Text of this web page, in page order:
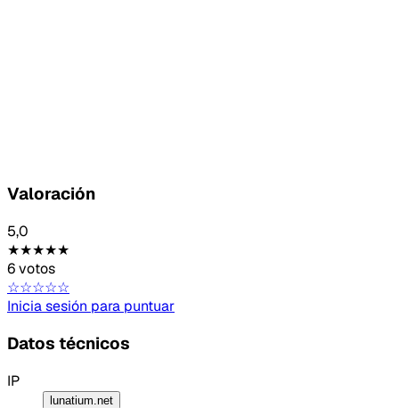
Valoración
5,0
★★★★★
6 votos
☆☆☆☆☆
Inicia sesión para puntuar
Datos técnicos
IP
lunatium.net